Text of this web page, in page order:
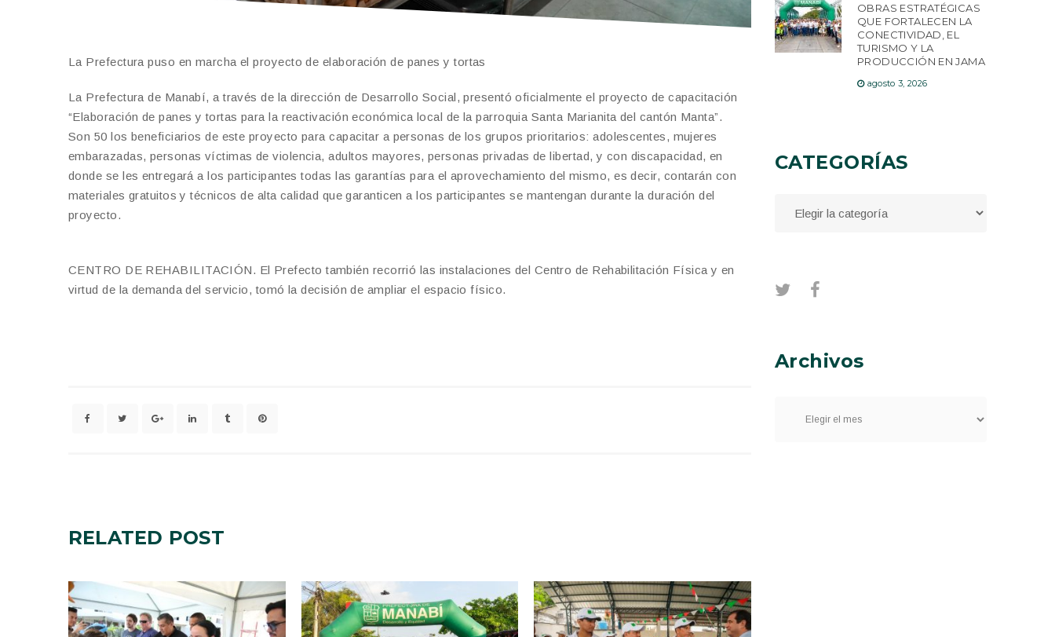
La Prefectura puso en marcha el proyecto de elaboración de panes y tortas
La Prefectura de Manabí, a través de la dirección de Desarrollo Social, presentó oficialmente el proyecto de capacitación
“Elaboración de panes y tortas para la reactivación económica local de la parroquia Santa Marianita del cantón Manta”.
Son 50 los beneficiarios de este proyecto para capacitar a personas de los grupos prioritarios: adolescentes, mujeres
embarazadas, personas víctimas de violencia, adultos mayores, personas privadas de libertad, y con discapacidad, en
donde se les entregará a los participantes todas las garantías para el aprovechamiento del mismo, es decir, contarán con
materiales gratuitos y técnicos de alta calidad que garanticen a los participantes se mantengan durante la duración del
proyecto.
CENTRO DE REHABILITACIÓN. El Prefecto también recorrió las instalaciones del Centro de Rehabilitación Física y en
virtud de la demanda del servicio, tomó la decisión de ampliar el espacio físico.
RELATED POST
OBRAS ESTRATÉGICAS
QUE FORTALECEN LA
CONECTIVIDAD, EL
TURISMO Y LA
PRODUCCIÓN EN JAMA
agosto 3, 2026
CATEGORÍAS
Archivos